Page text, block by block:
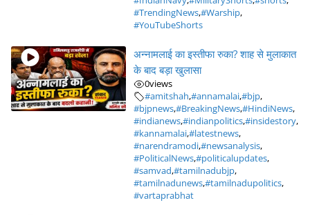
#TrendingNews,#Warship,
#YouTubeShorts
अन्नामलाई का इस्तीफा रुका? शाह से मुलाकात
के बाद बड़ा खुलासा
0views
#amitshah,#annamalai,#bjp,
#bjpnews,#BreakingNews,#HindiNews,
#indianews,#indianpolitics,#insidestory,
#kannamalai,#latestnews,
#narendramodi,#newsanalysis,
#PoliticalNews,#politicalupdates,
#samvad,#tamilnadubjp,
#tamilnadunews,#tamilnadupolitics,
#vartaprabhat